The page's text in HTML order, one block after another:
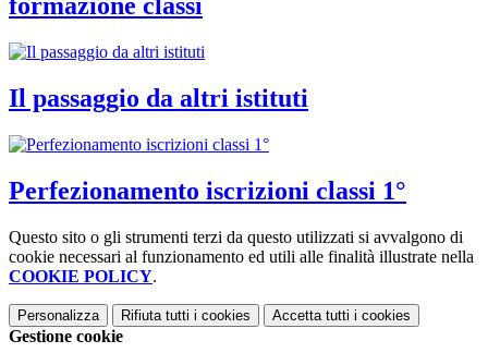
formazione classi
Il passaggio da altri istituti
Perfezionamento iscrizioni classi 1°
Questo sito o gli strumenti terzi da questo utilizzati si avvalgono di
cookie necessari al funzionamento ed utili alle finalità illustrate nella
COOKIE POLICY.
Personalizza Rifiuta tutti i cookies Accetta tutti i cookies
Gestione cookie